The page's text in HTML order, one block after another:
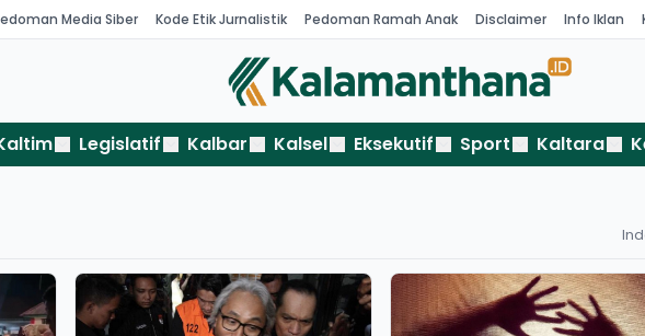
Media Siber Kode Etik Jurnalistik Pedoman Ramah Anak Disclaimer Info Iklan
Legislatif Kalbar Kalsel Eksekutif Sport Kaltara